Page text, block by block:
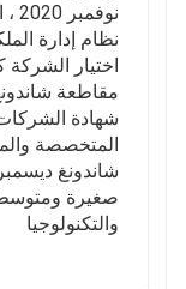
اختيار
شهادة
المتخصصة
صغيرة
والتكنولوجيا